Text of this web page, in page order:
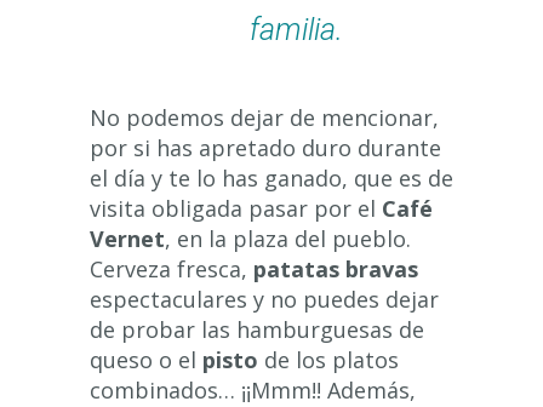
familia.
No podemos dejar de mencionar,
por si has apretado duro durante
el día y te lo has ganado, que es de
visita obligada pasar por el Café
Vernet, en la plaza del pueblo.
Cerveza fresca, patatas bravas
espectaculares y no puedes dejar
de probar las hamburguesas de
queso o el pisto de los platos
combinados… ¡¡Mmm!! Además,